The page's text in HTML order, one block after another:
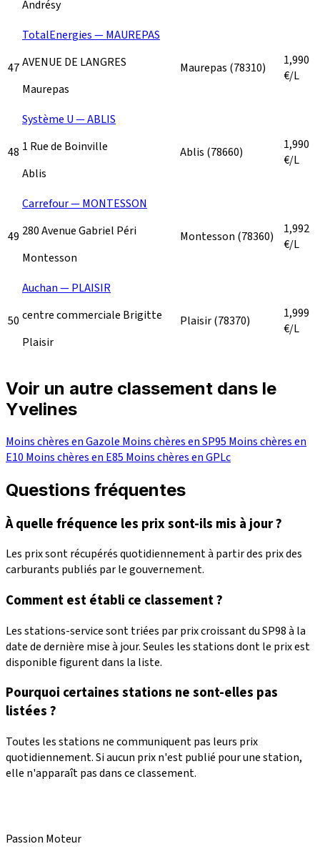
Andrésy
47
TotalEnergies — MAUREPAS
AVENUE DE LANGRES
Maurepas
Maurepas (78310)
1,990
€/L
48
Système U — ABLIS
1 Rue de Boinville
Ablis
Ablis (78660)
1,990
€/L
49
Carrefour — MONTESSON
280 Avenue Gabriel Péri
Montesson
Montesson (78360)
1,992
€/L
50
Auchan — PLAISIR
centre commerciale Brigitte
Plaisir
Plaisir(78370)
1,999
€/L
Voir un autre classement dans le
Yvelines
Moins chères en Gazole Moins chères en SP95 Moins chères en
E10 Moins chères en E85 Moins chères en GPLc
Questions fréquentes
À quelle fréquence les prix sont-ils mis à jour ?
Les prix sont récupérés quotidiennement à partir des prix des
carburants publiés par le gouvernement.
Comment est établi ce classement ?
Les stations-service sont triées par prix croissant du SP98 à la
date de dernière mise à jour. Seules les stations dont le prix est
disponible figurent dans la liste.
Pourquoi certaines stations ne sont-elles pas
listées ?
Toutes les stations ne communiquent pas leurs prix
quotidiennement. Si aucun prix n'est publié pour une station,
elle n'apparaît pas dans ce classement.
Passion Moteur